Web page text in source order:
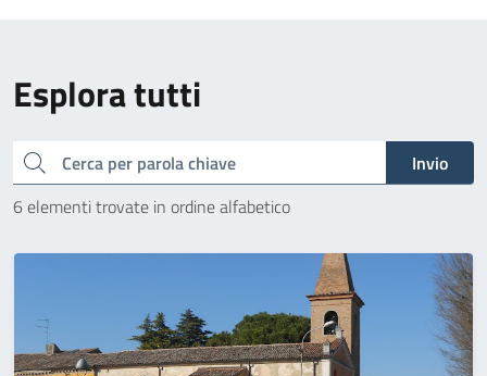
Esplora tutti
Cerca
Invio
6 elementi trovate in ordine alfabetico